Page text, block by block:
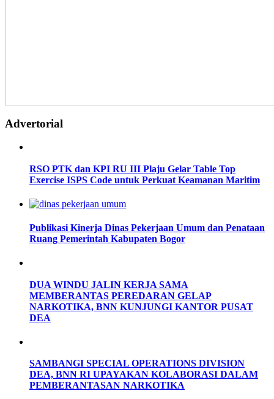
Advertorial
RSO PTK dan KPI RU III Plaju Gelar Table Top
Exercise ISPS Code untuk Perkuat Keamanan Maritim
Publikasi Kinerja Dinas Pekerjaan Umum dan Penataan
Ruang Pemerintah Kabupaten Bogor
DUA WINDU JALIN KERJA SAMA
MEMBERANTAS PEREDARAN GELAP
NARKOTIKA, BNN KUNJUNGI KANTOR PUSAT
DEA
SAMBANGI SPECIAL OPERATIONS DIVISION
DEA, BNN RI UPAYAKAN KOLABORASI DALAM
PEMBERANTASAN NARKOTIKA